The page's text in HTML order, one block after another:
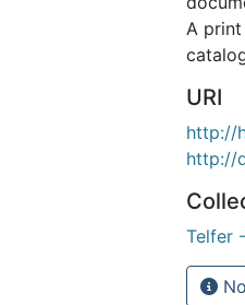
A
URI
http://
http://
Telfer